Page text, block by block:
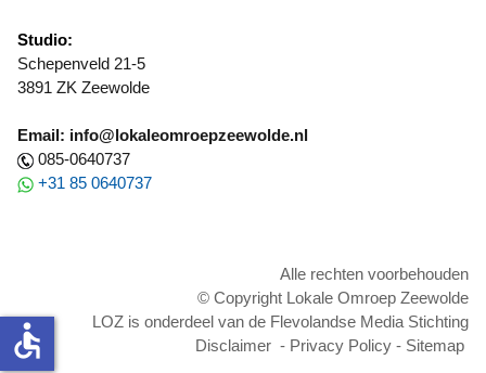
Studio:
Schepenveld 21-5
3891 ZK Zeewolde
Email: info@lokaleomroepzeewolde.nl
085-0640737
+31 85 0640737
Alle rechten voorbehouden
© Copyright Lokale Omroep Zeewolde
LOZ is onderdeel van de Flevolandse Media Stichting
Disclaimer - Privacy Policy - Sitemap
accessible